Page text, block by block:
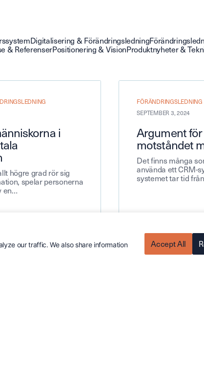
Digitalisering & Förändringsledning
& ReferenserPositionering & VisionProduktnyheter &
i
högre grad rör sig
spelar personerna
en…
SEPTEMBER 3, 2024
Argument
motståndet
Det finns många
använda ett CRM-
systemet tar tid
Läs mer
our traffic. We also share information
Accept All